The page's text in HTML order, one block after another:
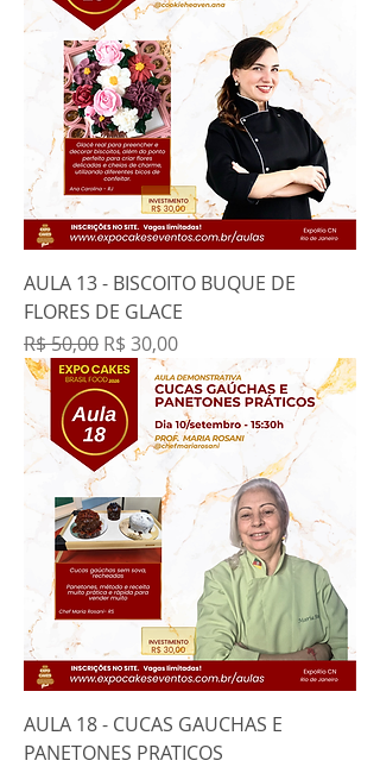
AULA 13 - BISCOITO BUQUE DE
FLORES DE GLACE
Preço normal
R$ 50,00 Preço promocional
R$ 30,00
AULA 18 - CUCAS GAUCHAS E
PANETONES PRATICOS